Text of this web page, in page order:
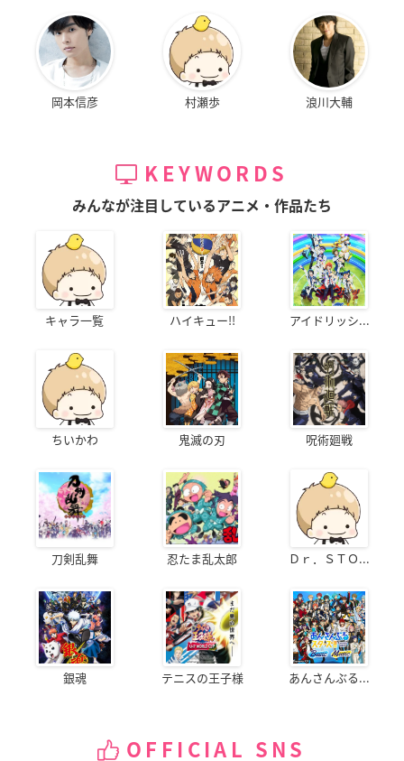
岡本信彦 村瀬歩 浪川大輔
KEYWORDS
みんなが注目しているアニメ・作品たち
キャラ一覧 ハイキュー!! アイドリッシ...
ちいかわ 鬼滅の刃 呪術廻戦
刀剣乱舞 忍たま乱太郎 Ｄｒ．ＳＴＯ...
銀魂 テニスの王子様 あんさんぶる...
OFFICIAL SNS